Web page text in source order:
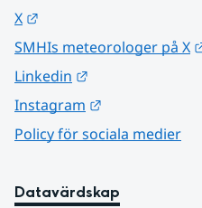
X
SMHIs meteorologer på X
Linkedin
Instagram
Policy för sociala medier
Datavärdskap